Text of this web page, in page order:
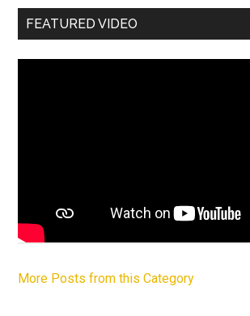
FEATURED VIDEO
More Posts from this Category